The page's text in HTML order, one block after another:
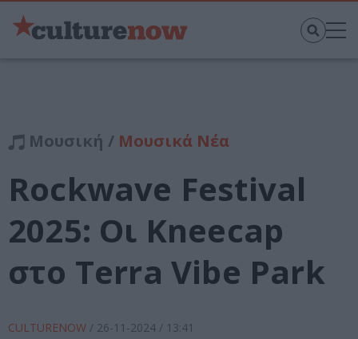
Μουσική / Μουσικά Νέα
Rockwave Festival
2025: Οι Kneecap
στο Terra Vibe Park
CULTURENOW / 26-11-2024 / 13:41